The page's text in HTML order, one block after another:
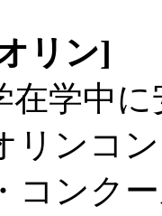
リン]
学中に
リンコ
コンク